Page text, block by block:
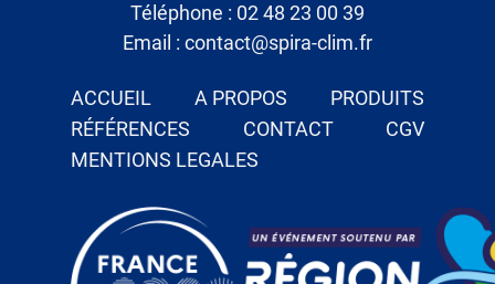
Téléphone : 02 48 23 00 39
Email : contact@spira-clim.fr
ACCUEIL A PROPOS
PRODUITS
RÉFÉRENCES
CONTACT
CGV
MENTIONS LEGALES